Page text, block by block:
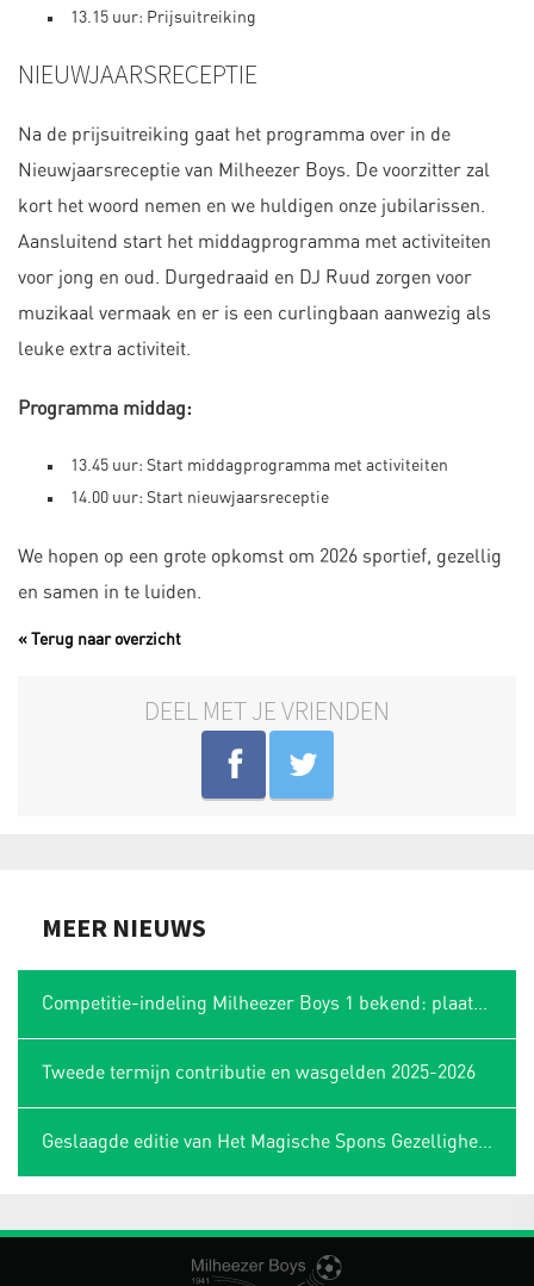
13.15 uur: Prijsuitreiking
NIEUWJAARSRECEPTIE
Na de prijsuitreiking gaat het programma over in de
Nieuwjaarsreceptie van Milheezer Boys. De voorzitter zal
kort het woord nemen en we huldigen onze jubilarissen.
Aansluitend start het middagprogramma met activiteiten
voor jong en oud. Durgedraaid en DJ Ruud zorgen voor
muzikaal vermaak en er is een curlingbaan aanwezig als
leuke extra activiteit.
Programma middag:
13.45 uur: Start middagprogramma met activiteiten
14.00 uur: Start nieuwjaarsreceptie
We hopen op een grote opkomst om 2026 sportief, gezellig
en samen in te luiden.
« Terug naar overzicht
DEEL MET JE VRIENDEN
MEER NIEUWS
Tweede termijn contributie en wasgelden 2025-2026